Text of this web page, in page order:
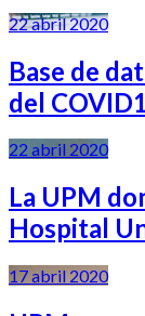
22 abril 2020
Base de
del
22 abril 2020
La UPM
Hospital
17 abril 2020